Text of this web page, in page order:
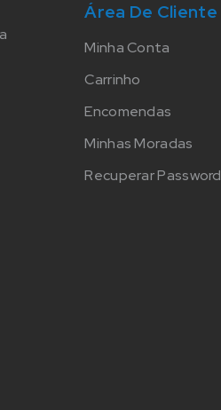
Área De Cliente
Minha Conta
Carrinho
Encomendas
Minhas Moradas
Recuperar Password